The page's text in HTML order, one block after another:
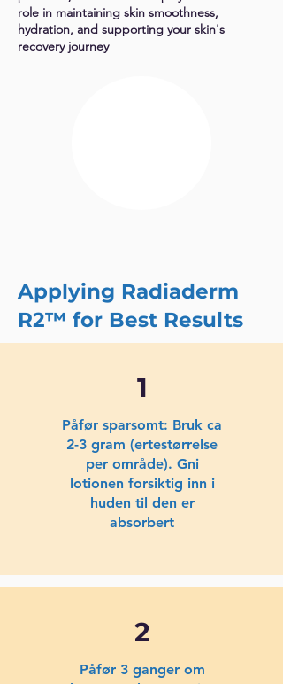
role in maintaining skin smoothness,
hydration, and supporting your skin's
recovery journey
Applying Radiaderm
R2™ for Best Results
1
Påfør sparsomt: Bruk ca
2-3 gram (ertestørrelse
per område). Gni
lotionen forsiktig inn i
huden til den er
absorbert
2
Påfør 3 ganger om